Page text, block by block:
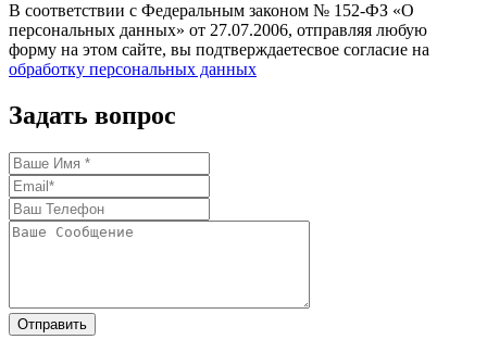
В соответствии с Федеральным законом № 152-ФЗ «О
персональных данных» от 27.07.2006, отправляя любую
форму на этом сайте, вы подтверждаетесвое согласие на
обработку персональных данных
Задать вопрос
Отправить